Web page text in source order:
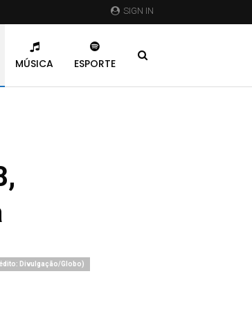
SIGN IN
MÚSICA ESPORTE
Divulgação/Globo)